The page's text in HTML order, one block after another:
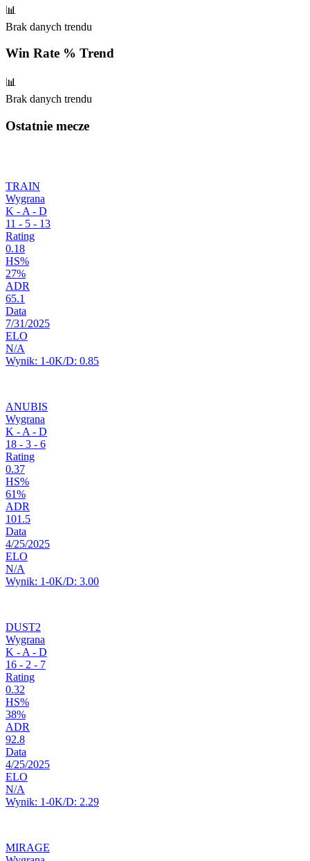
📊
Brak danych trendu
Win Rate % Trend
📊
Brak danych trendu
Ostatnie mecze
TRAIN
Wygrana
K - A - D
11 - 5 - 13
Rating
0.18
HS%
27%
ADR
65.1
Data
7/31/2025
ELO
N/A
Wynik: 1-0K/D: 0.85
ANUBIS
Wygrana
K - A - D
18 - 3 - 6
Rating
0.37
HS%
61%
ADR
101.5
Data
4/25/2025
ELO
N/A
Wynik: 1-0K/D: 3.00
DUST2
Wygrana
K - A - D
16 - 2 - 7
Rating
0.32
HS%
38%
ADR
92.8
Data
4/25/2025
ELO
N/A
Wynik: 1-0K/D: 2.29
MIRAGE